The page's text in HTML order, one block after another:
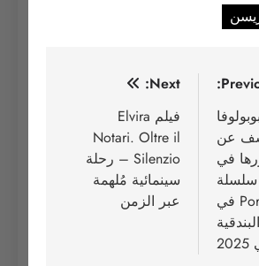
عن
في
سلسلة
Portobello في
Next:
فيلم Elvira
Notari. Oltre il
Silenzio – رحلة
سينمائية مُلهمة
عبر الزمن